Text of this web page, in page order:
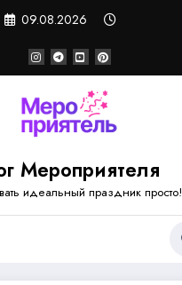
09.08.2026
Мероприятеля
идеальный праздник просто!